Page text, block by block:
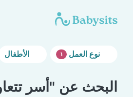
١
البحث عن "أسر